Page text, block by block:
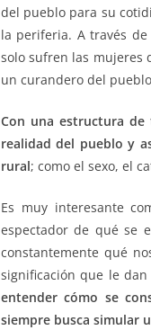
del pueblo para su
la periferia. A través
solo sufren las mujeres
un curandero del
Con una estructura de
realidad del pueblo y
rural; como el sexo, el
Es muy interesante
espectador de qué se
constantemente qué
significación que le
entender cómo se
siempre busca simular